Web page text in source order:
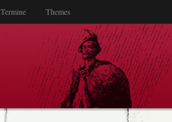
Termine Themes